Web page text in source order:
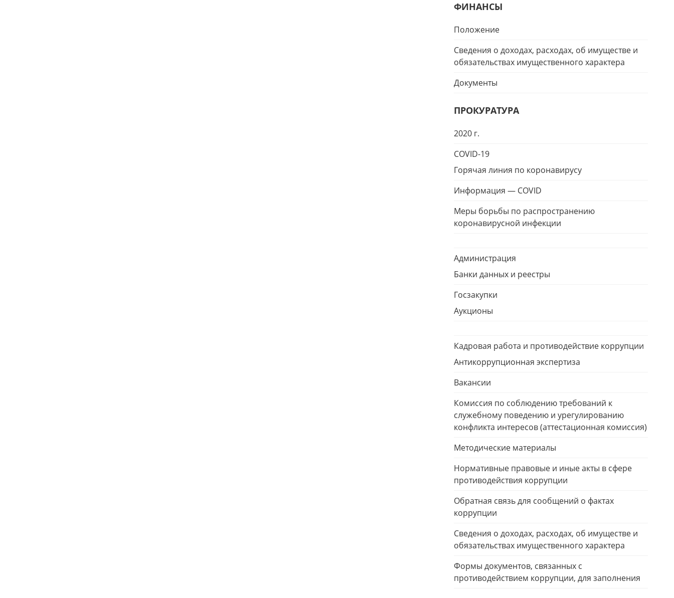
ФИНАНСЫ
Положение
Сведения о доходах, расходах, об имуществе и
обязательствах имущественного характера
Документы
ПРОКУРАТУРА
2020 г.
COVID-19
Горячая линия по коронавирусу
Информация — COVID
Меры борьбы по распространению
коронавирусной инфекции
Администрация
Банки данных и реестры
Госзакупки
Аукционы
Кадровая работа и противодействие коррупции
Антикоррупционная экспертиза
Вакансии
Комиссия по соблюдению требований к
служебному поведению и урегулированию
конфликта интересов (аттестационная комиссия)
Методические материалы
Нормативные правовые и иные акты в сфере
противодействия коррупции
Обратная связь для сообщений о фактах
коррупции
Сведения о доходах, расходах, об имуществе и
обязательствах имущественного характера
Формы документов, связанных с
противодействием коррупции, для заполнения